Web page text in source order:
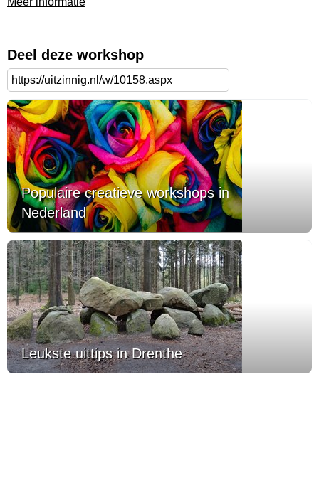
Deel deze workshop
Populaire creatieve workshops in
Nederland
Leukste uittips in Drenthe